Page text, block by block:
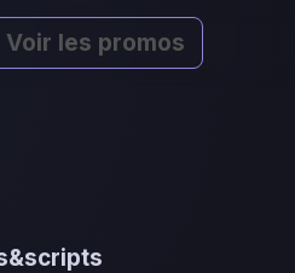
Voir les promos